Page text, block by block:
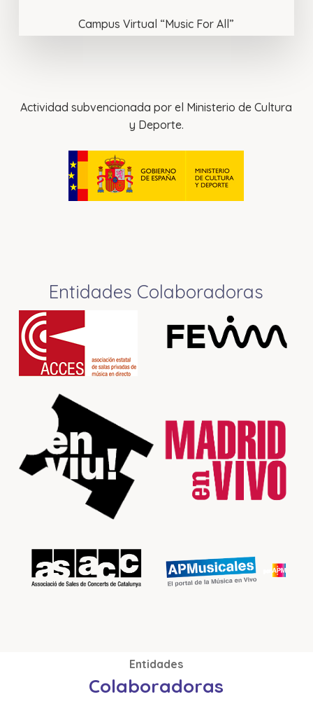
Campus Virtual “Music For All”
Actividad subvencionada por el Ministerio de Cultura
y Deporte.
Entidades Colaboradoras
Entidades
Colaboradoras